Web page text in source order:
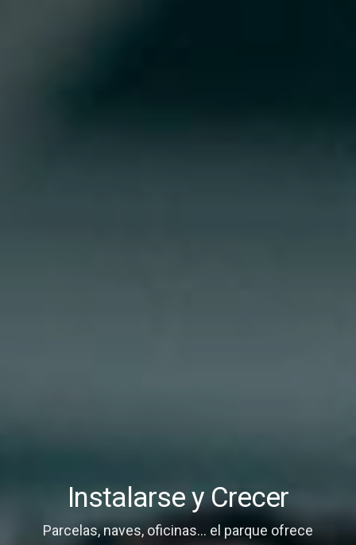
Instalarse y Crecer
Parcelas, naves, oficinas... el parque ofrece